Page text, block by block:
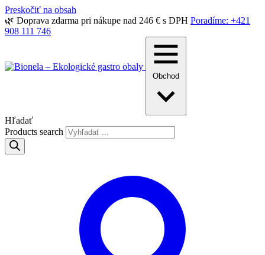
Preskočiť na obsah
🌿 Doprava zdarma pri nákupe nad 246 € s DPH Poradíme: +421
908 111 746
Obchod
Hľadať
Products search